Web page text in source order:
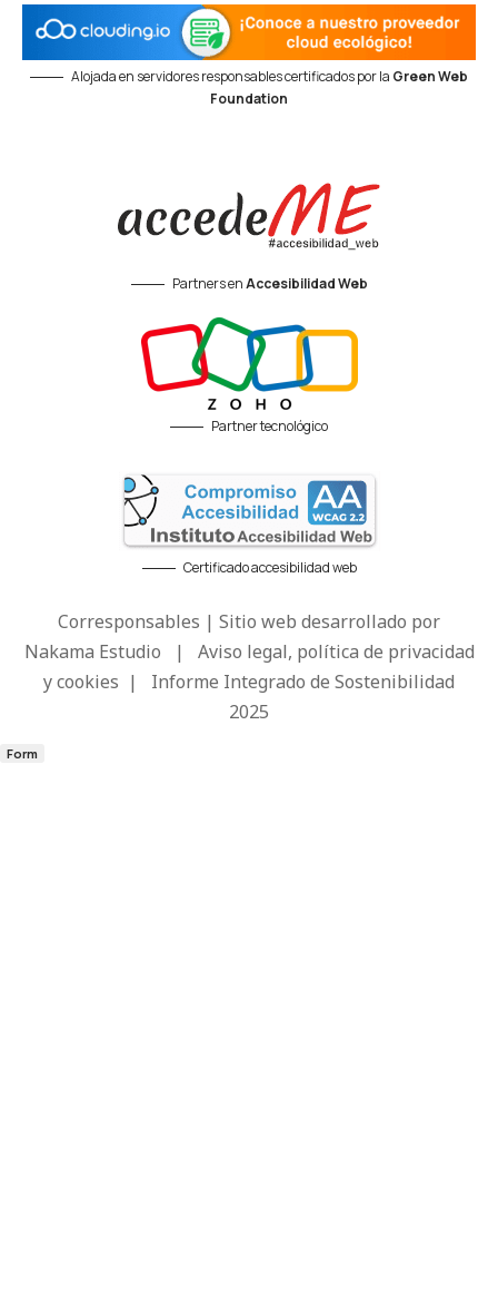
Alojada en servidores responsables certificados por la Green Web
Foundation
Partners enAccesibilidad Web
Partner tecnológico
Certificado accesibilidad web
Corresponsables | Sitio web desarrollado por
Nakama Estudio | Aviso legal, política de privacidad
y cookies | Informe Integrado de Sostenibilidad
2025
Form